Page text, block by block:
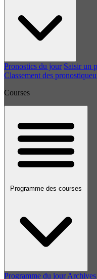
Pronostics du jour Saisir un
Classement des
Courses
Programme des courses
Programme du jour Archives